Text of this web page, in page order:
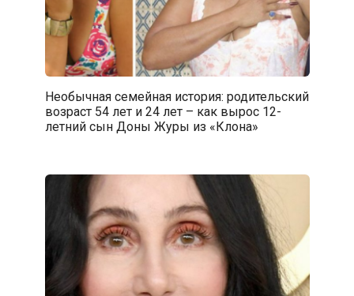
Необычная семейная история: родительский
возраст 54 лет и 24 лет – как вырос 12-
летний сын Доны Журы из «Клона»